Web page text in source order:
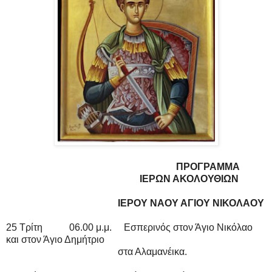
ΠΡΟΓΡΑΜΜΑ
ΙΕΡΩΝ ΑΚΟΛΟΥΘΙΩΝ
ΙΕΡΟΥ ΝΑΟΥ ΑΓΙΟΥ ΝΙΚΟΛΑΟΥ
25 Τρίτη 06.00 μ.μ. Εσπερινός στον Άγιο Νικόλαο
και στον Άγιο Δημήτριο
στα Αλαμανέικα.